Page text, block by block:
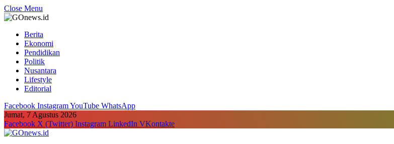
Close Menu
Berita
Ekonomi
Pendidikan
Politik
Nusantara
Lifestyle
Editorial
Facebook InstagramYouTube WhatsApp
Jumat, 7 Agustus 2026
Facebook X (Twitter) Instagram LinkedIn VKontakte